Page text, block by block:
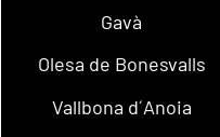
Gavà
Olesa de Bonesvalls
Vallbona d´Anoia